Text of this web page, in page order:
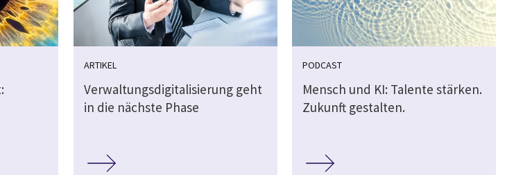
ARTIKEL
Verwaltungsdigitalisierung geht
in die nächste Phase
PODCAST
Mensch und KI: Talente stärken.
Zukunft gestalten.